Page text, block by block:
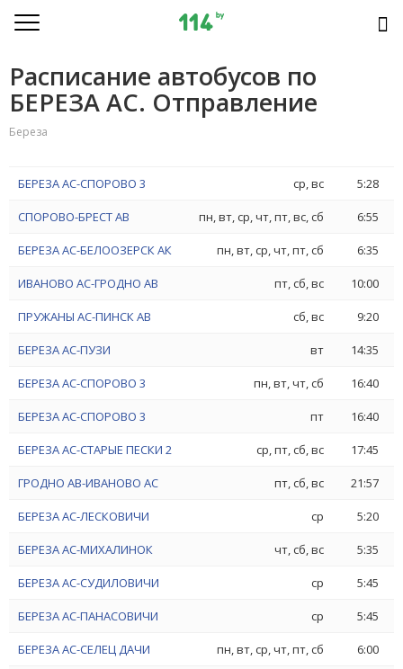
Расписание автобусов по
БЕРЕЗА АС. Отправление
Береза
БЕРЕЗА АС-СПОРОВО 3 ср, вс 5:28
СПОРОВО-БРЕСТ АВ пн, вт, ср, чт, пт, вс, сб 6:55
БЕРЕЗА АС-БЕЛООЗЕРСК АК пн, вт, ср, чт, пт, сб 6:35
ИВАНОВО АС-ГРОДНО АВ пт, сб, вс 10:00
ПРУЖАНЫ АС-ПИНСК АВ сб, вс 9:20
БЕРЕЗА АС-ПУЗИ вт 14:35
БЕРЕЗА АС-СПОРОВО 3 пн, вт, чт, сб 16:40
БЕРЕЗА АС-СПОРОВО 3 пт 16:40
БЕРЕЗА АС-СТАРЫЕ ПЕСКИ 2 ср, пт, сб, вс 17:45
ГРОДНО АВ-ИВАНОВО АС пт, сб, вс 21:57
БЕРЕЗА АС-ЛЕСКОВИЧИ ср 5:20
БЕРЕЗА АС-МИХАЛИНОК чт, сб, вс 5:35
БЕРЕЗА АС-СУДИЛОВИЧИ ср 5:45
БЕРЕЗА АС-ПАНАСОВИЧИ ср 5:45
БЕРЕЗА АС-СЕЛЕЦ ДАЧИ пн, вт, ср, чт, пт, сб 6:00